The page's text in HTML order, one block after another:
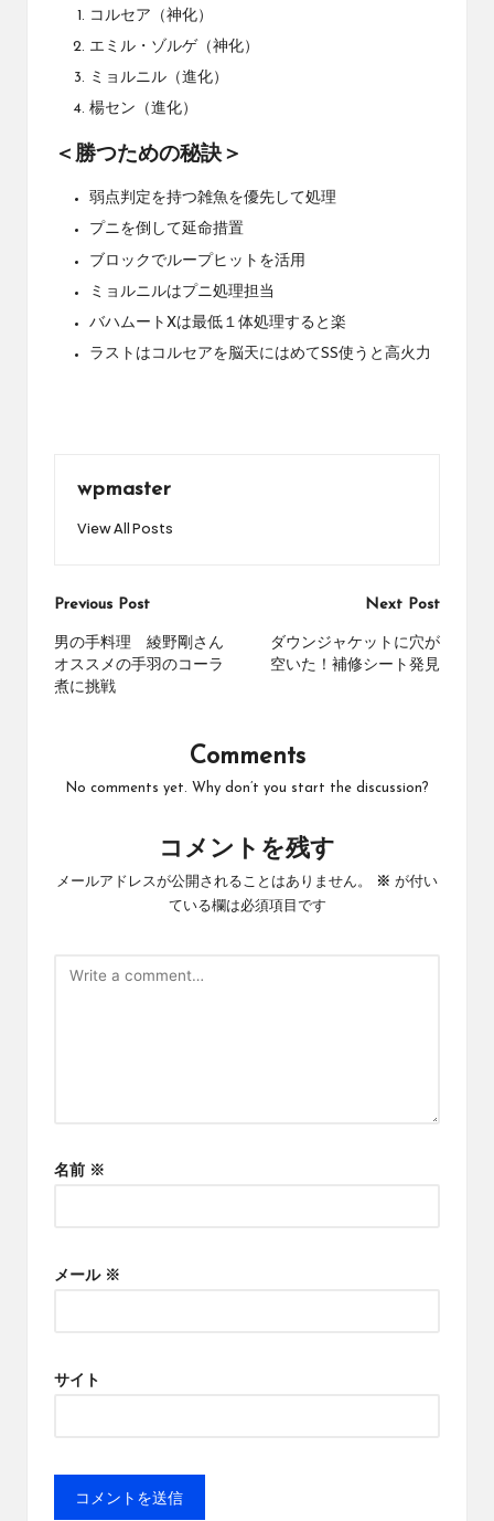
コルセア（神化）
エミル・ゾルゲ（神化）
ミョルニル（進化）
楊セン（進化）
＜勝つための秘訣＞
弱点判定を持つ雑魚を優先して処理
プニを倒して延命措置
ブロックでループヒットを活用
ミョルニルはプニ処理担当
バハムートXは最低１体処理すると楽
ラストはコルセアを脳天にはめてSS使うと高火力
wpmaster
View All Posts
Post
navigation
Previous Post
男の手料理 綾野剛さん
オススメの手羽のコーラ
煮に挑戦
Next Post
ダウンジャケットに穴が
空いた！補修シート発見
Comments
No comments yet. Why don’t you start the discussion?
コメントを残す
メールアドレスが公開されることはありません。 ※ が付い
ている欄は必須項目です
名前 ※
メール ※
サイト